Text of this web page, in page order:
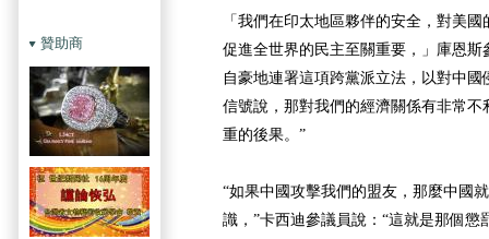
贊助商
「我們在印太地區夥伴的安全，對美
促進全世界的民主至關重要，」庫恩
自豪地連署這項跨黨派立法，以對中
信號說，那對我們的經濟關係有非常
重的後果。”
“如果中國攻擊我們的盟友，那麼中國
識，”卡西迪參議員說：“這就是那個懲